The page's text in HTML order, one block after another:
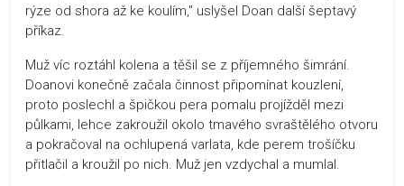
rýze od shora až ke koulím," uslyšel Doan další šeptavý
příkaz.
Muž víc roztáhl kolena a těšil se z příjemného šimrání.
Doanovi konečně začala činnost připomínat kouzlení,
proto poslechl a špičkou pera pomalu projížděl mezi
půlkami, lehce zakroužil okolo tmavého svraštělého otvoru
a pokračoval na ochlupená varlata, kde perem trošíčku
přitlačil a kroužil po nich. Muž jen vzdychal a mumlal.